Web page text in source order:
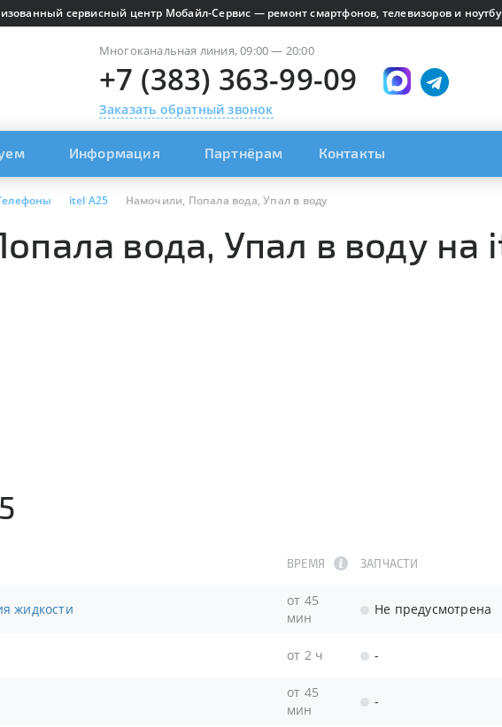
сервисный центр Мобайл-Сервис — ремонт смартфонов, телевизоров и
Многоканальная линия, 09:00 — 20:00
+7 (383) 363-99-09
Заказать обратный звонок
Информация Партнёрам Контакты
itel A25 Намочили, Попала вода, Упал в воду
вода, Упал в воду на
ВРЕМЯ ЗАПЧАСТИ
жидкости
от 45
мин
Не предусмотрена
от 2 ч -
от 45
мин
-